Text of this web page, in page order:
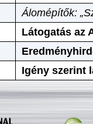
Álomépítők:
Látogatás az
Igény szerint